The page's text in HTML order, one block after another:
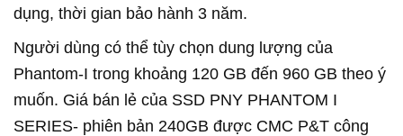
dụng, thời gian bảo hành 3 năm.
Người dùng có thể tùy chọn dung lượng của
Phantom-I trong khoảng 120 GB đến 960 GB theo ý
muốn. Giá bán lẻ của SSD PNY PHANTOM I
SERIES- phiên bản 240GB được CMC P&T công